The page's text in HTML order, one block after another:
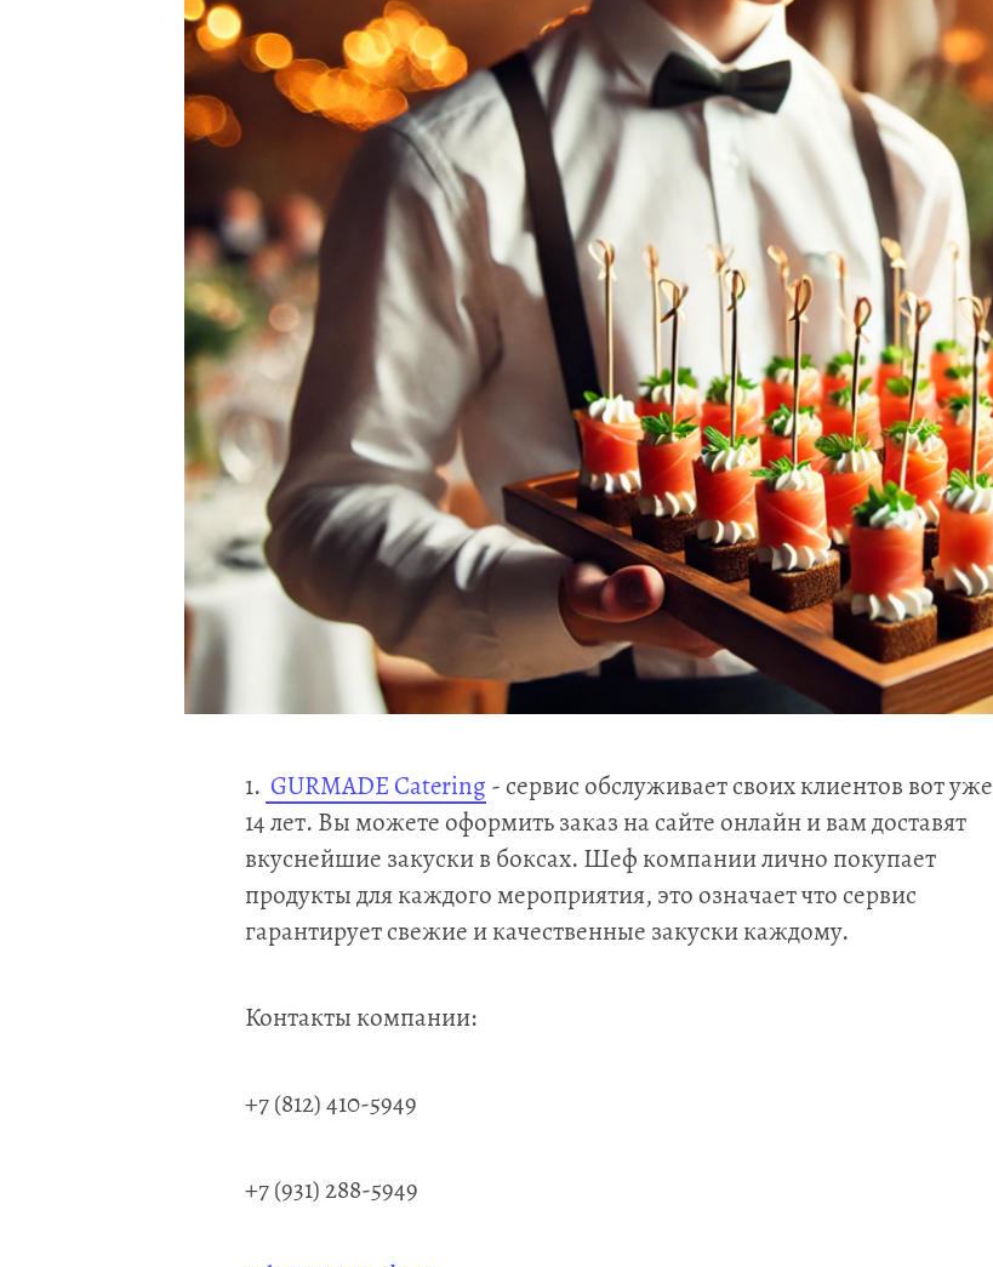
1. GURMADE Catering - сервис обслуживает своих клиентов вот уже
14 лет. Вы можете оформить заказ на сайте онлайн и вам доставят
вкуснейшие закуски в боксах. Шеф компании лично покупает
продукты для каждого мероприятия, это означает что сервис
гарантирует свежие и качественные закуски каждому.
Контакты компании:
+7 (812) 410-5949
+7 (931) 288-5949